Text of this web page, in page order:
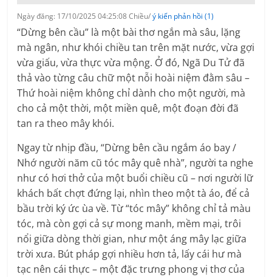
Ngày đăng: 17/10/2025 04:25:08 Chiều/ý kiến phản hồi (1)
“Dừng bên cầu” là một bài thơ ngắn mà sâu, lặng
mà ngân, như khói chiều tan trên mặt nước, vừa gợi
vừa giấu, vừa thực vừa mộng. Ở đó, Ngã Du Tử đã
thả vào từng câu chữ một nỗi hoài niệm đằm sâu –
Thứ hoài niệm không chỉ dành cho một người, mà
cho cả một thời, một miền quê, một đoạn đời đã
tan ra theo mây khói.
Ngay từ nhịp đầu, “Dừng bên cầu ngắm áo bay /
Nhớ người năm cũ tóc mây quê nhà”, người ta nghe
như có hơi thở của một buổi chiều cũ – nơi người lữ
khách bất chợt đứng lại, nhìn theo một tà áo, để cả
bầu trời ký ức ùa về. Từ “tóc mây” không chỉ tả màu
tóc, mà còn gợi cả sự mong manh, mềm mại, trôi
nổi giữa dòng thời gian, như một áng mây lạc giữa
trời xưa. Bút pháp gợi nhiều hơn tả, lấy cái hư mà
tạc nên cái thực – một đặc trưng phong vị thơ của